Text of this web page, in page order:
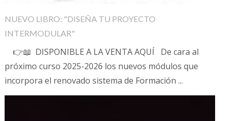
NUEVO LIBRO: "DISEÑA TU PROYECTO
INTERMODULAR"
👉📖 DISPONIBLE A LA VENTA AQUÍ De cara al
próximo curso 2025-2026 los nuevos módulos que
incorpora el renovado sistema de Formación ...